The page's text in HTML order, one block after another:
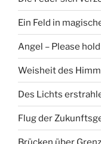
Ein Feld in
Angel – Please
Weisheit des
Des Lichts
Flug der